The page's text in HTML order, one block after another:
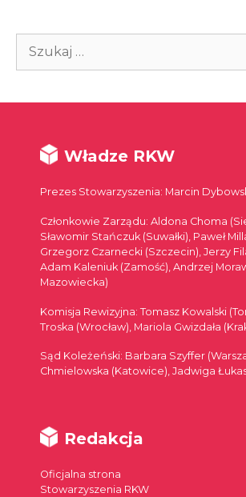
Szukaj:
Władze RKW
Prezes Stowarzyszenia: Marcin
Członkowie Zarządu: Aldona Choma
Sławomir Stańczuk (Suwałki), Paweł
Grzegorz Czarnecki (Szczecin), Jerzy
Adam Kaleniuk (Zamość), Andrzej
Mazowiecka)
Komisja Rewizyjna: Tomasz Kowalski
Troska (Wrocław), Mariola Gwizdała
Sąd Koleżeński: Barbara Szyffer
Chmielowska (Katowice), Jadwiga
Redakcja
Oficjalna strona
Stowarzyszenia RKW